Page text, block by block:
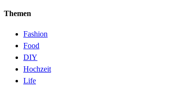
Themen
Fashion
Food
DIY
Hochzeit
Life